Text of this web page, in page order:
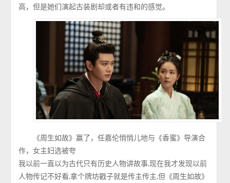
高，但是她们演起古装剧却或者有违和的感觉。
《周生如故》赢了，任嘉伦悄悄儿地与《香蜜》导演合
作，女主妇选被夸
我以前一直以为古代只有历史人物讲故事,现在我才发现以前
人物传记不好看,拿个牌坊戳子就是传主传主,但《周生如故》